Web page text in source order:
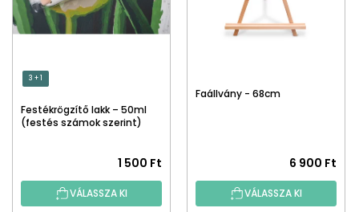
3 + 1
Festékrögzítő lakk – 50ml
(festés számok szerint)
1 500 Ft
VÁLASSZA KI
Faállvány - 68cm
6 900 Ft
VÁLASSZA KI